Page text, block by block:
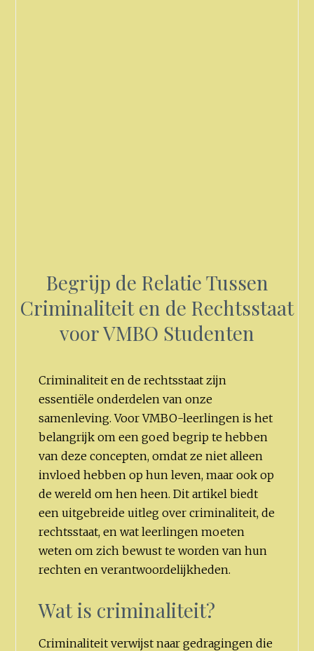
Begrijp de Relatie Tussen
Criminaliteit en de Rechtsstaat
voor VMBO Studenten
Criminaliteit en de rechtsstaat zijn
essentiële onderdelen van onze
samenleving. Voor VMBO-leerlingen is het
belangrijk om een goed begrip te hebben
van deze concepten, omdat ze niet alleen
invloed hebben op hun leven, maar ook op
de wereld om hen heen. Dit artikel biedt
een uitgebreide uitleg over criminaliteit, de
rechtsstaat, en wat leerlingen moeten
weten om zich bewust te worden van hun
rechten en verantwoordelijkheden.
Wat is criminaliteit?
Criminaliteit verwijst naar gedragingen die